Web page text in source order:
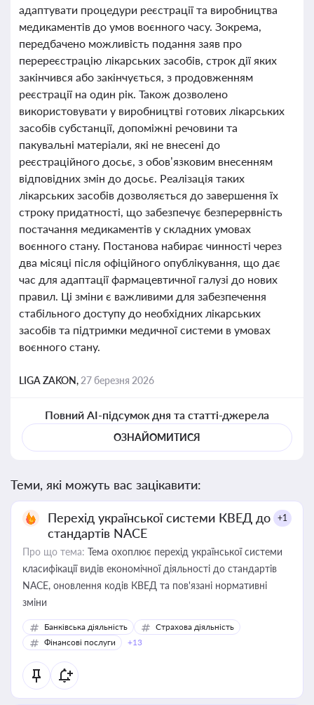
адаптувати процедури реєстрації та виробництва
медикаментів до умов воєнного часу. Зокрема,
передбачено можливість подання заяв про
перереєстрацію лікарських засобів, строк дії яких
закінчився або закінчується, з продовженням
реєстрації на один рік. Також дозволено
використовувати у виробництві готових лікарських
засобів субстанції, допоміжні речовини та
пакувальні матеріали, які не внесені до
реєстраційного досьє, з обов’язковим внесенням
відповідних змін до досьє. Реалізація таких
лікарських засобів дозволяється до завершення їх
строку придатності, що забезпечує безперервність
постачання медикаментів у складних умовах
воєнного стану. Постанова набирає чинності через
два місяці після офіційного опублікування, що дає
час для адаптації фармацевтичної галузі до нових
правил. Ці зміни є важливими для забезпечення
стабільного доступу до необхідних лікарських
засобів та підтримки медичної системи в умовах
воєнного стану.
LIGA ZAKON, 27 березня 2026
Повний AI-підсумок дня та статті-джерела
ОЗНАЙОМИТИСЯ
Теми, які можуть вас зацікавити:
Перехід української системи КВЕД до
стандартів NACE
+1
Про що тема: Тема охоплює перехід української системи
класифікації видів економічної діяльності до стандартів
NACE, оновлення кодів КВЕД та пов'язані нормативні
зміни
Банківська діяльність
Страхова діяльність
Фінансові послуги
+13